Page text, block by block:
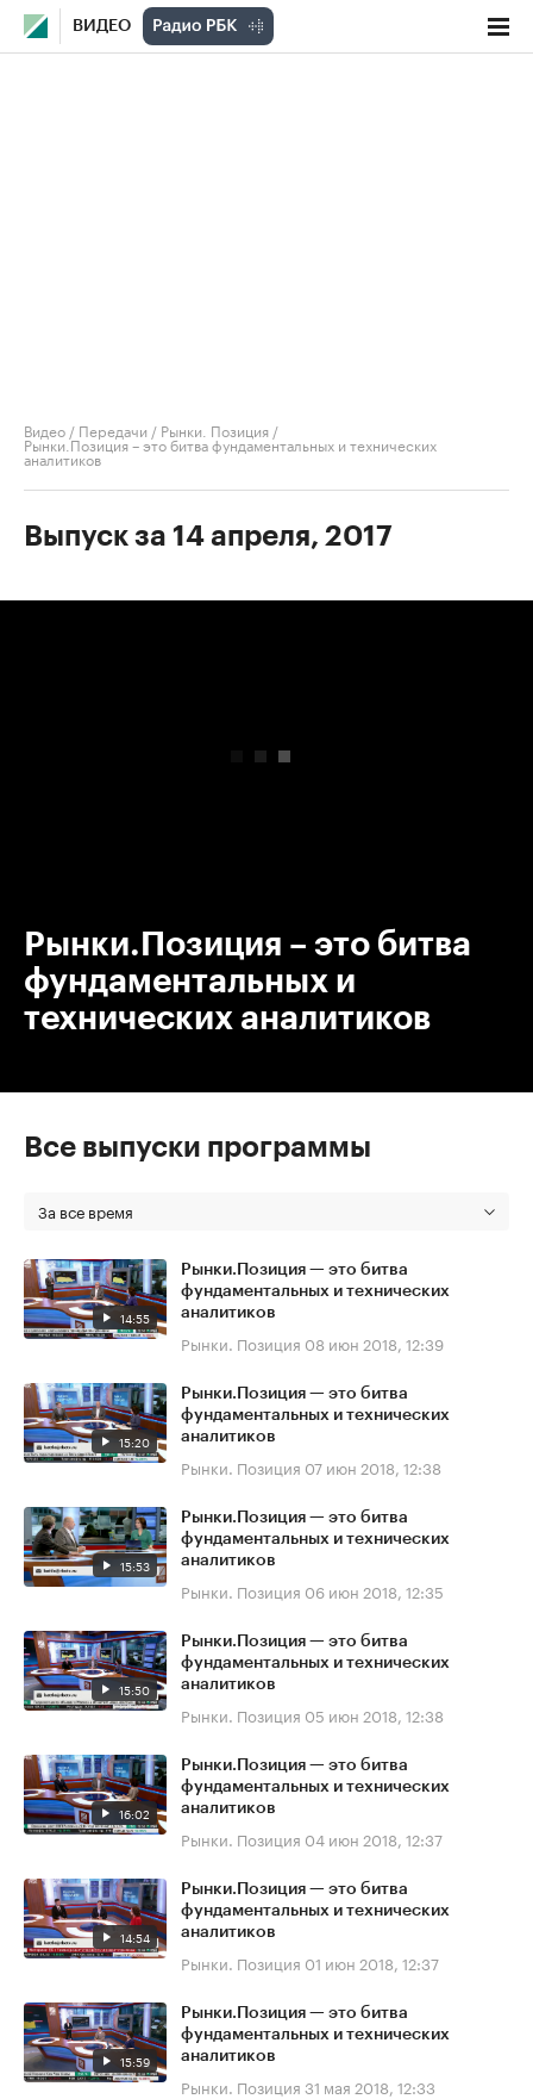
ВИДЕО
Видео / Передачи / Рынки. Позиция /
Рынки.Позиция – это битва фундаментальных и технических
аналитиков
Выпуск за 14 апреля, 2017
Рынки.Позиция – это битва
фундаментальных и
технических аналитиков
Все выпуски программы
За все время
14:55
Рынки.Позиция — это битва
фундаментальных и технических
аналитиков
Рынки. Позиция 08 июн 2018, 12:39
15:20
Рынки.Позиция — это битва
фундаментальных и технических
аналитиков
Рынки. Позиция 07 июн 2018, 12:38
15:53
Рынки.Позиция — это битва
фундаментальных и технических
аналитиков
Рынки. Позиция 06 июн 2018, 12:35
15:50
Рынки.Позиция — это битва
фундаментальных и технических
аналитиков
Рынки. Позиция 05 июн 2018, 12:38
16:02
Рынки.Позиция — это битва
фундаментальных и технических
аналитиков
Рынки. Позиция 04 июн 2018, 12:37
14:54
Рынки.Позиция — это битва
фундаментальных и технических
аналитиков
Рынки. Позиция 01 июн 2018, 12:37
15:59
Рынки.Позиция — это битва
фундаментальных и технических
аналитиков
Рынки. Позиция 31 мая 2018, 12:33